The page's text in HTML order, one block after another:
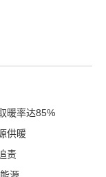
暖率达85%
供暖
责